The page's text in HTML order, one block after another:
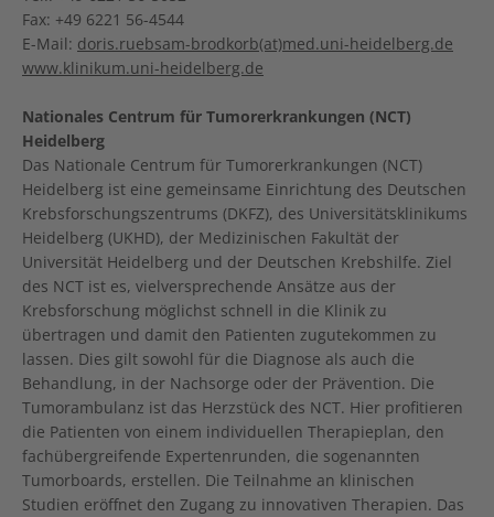
Fax: +49 6221 56-4544
E-Mail: doris.ruebsam-brodkorb(at)med.uni-heidelberg.de
www.klinikum.uni-heidelberg.de
Nationales Centrum für Tumorerkrankungen (NCT)
Heidelberg
Das Nationale Centrum für Tumorerkrankungen (NCT)
Heidelberg ist eine gemeinsame Einrichtung des Deutschen
Krebsforschungszentrums (DKFZ), des Universitätsklinikums
Heidelberg (UKHD), der Medizinischen Fakultät der
Universität Heidelberg und der Deutschen Krebshilfe. Ziel
des NCT ist es, vielversprechende Ansätze aus der
Krebsforschung möglichst schnell in die Klinik zu
übertragen und damit den Patienten zugutekommen zu
lassen. Dies gilt sowohl für die Diagnose als auch die
Behandlung, in der Nachsorge oder der Prävention. Die
Tumorambulanz ist das Herzstück des NCT. Hier profitieren
die Patienten von einem individuellen Therapieplan, den
fachübergreifende Expertenrunden, die sogenannten
Tumorboards, erstellen. Die Teilnahme an klinischen
Studien eröffnet den Zugang zu innovativen Therapien. Das